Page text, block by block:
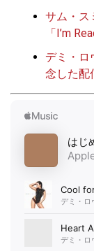
サム・ス
「I’m
デミ・ロ
念した配